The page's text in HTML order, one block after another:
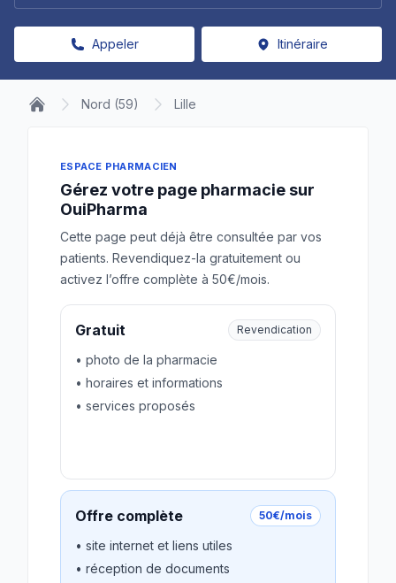
Appeler Itinéraire
Nord (59) Lille
ESPACE PHARMACIEN
Gérez votre page pharmacie sur
OuiPharma
Cette page peut déjà être consultée par vos
patients. Revendiquez-la gratuitement ou
activez l’offre complète à 50€/mois.
Gratuit Revendication
• photo de la pharmacie
• horaires et informations
• services proposés
Offre complète 50€/mois
• site internet et liens utiles
• réception de documents